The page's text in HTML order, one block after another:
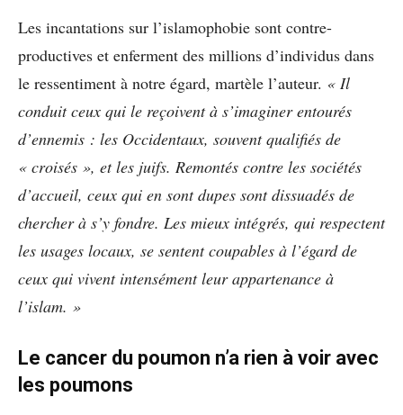
Les incantations sur l’islamophobie sont contre-
productives et enferment des millions d’individus dans
le ressentiment à notre égard, martèle l’auteur. « Il
conduit ceux qui le reçoivent à s’imaginer entourés
d’ennemis : les Occidentaux, souvent qualifiés de
« croisés », et les juifs. Remontés contre les sociétés
d’accueil, ceux qui en sont dupes sont dissuadés de
chercher à s’y fondre. Les mieux intégrés, qui respectent
les usages locaux, se sentent coupables à l’égard de
ceux qui vivent intensément leur appartenance à
l’islam. »
Le cancer du poumon n’a rien à voir avec
les poumons